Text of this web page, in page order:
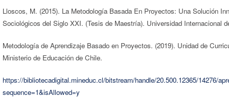
Lloscos, M. (2015). La Metodología Basada En Proyectos: Una Solución
Sociológicos del Siglo XXI. (Tesis de Maestría). Universidad Internacional
Metodología de Aprendizaje Basado en Proyectos. (2019). Unidad de
Ministerio de Educación de Chile.
https://bibliotecadigital.mineduc.cl/bitstream/handle/20.500.12365/14276/
sequence=1&isAllowed=y